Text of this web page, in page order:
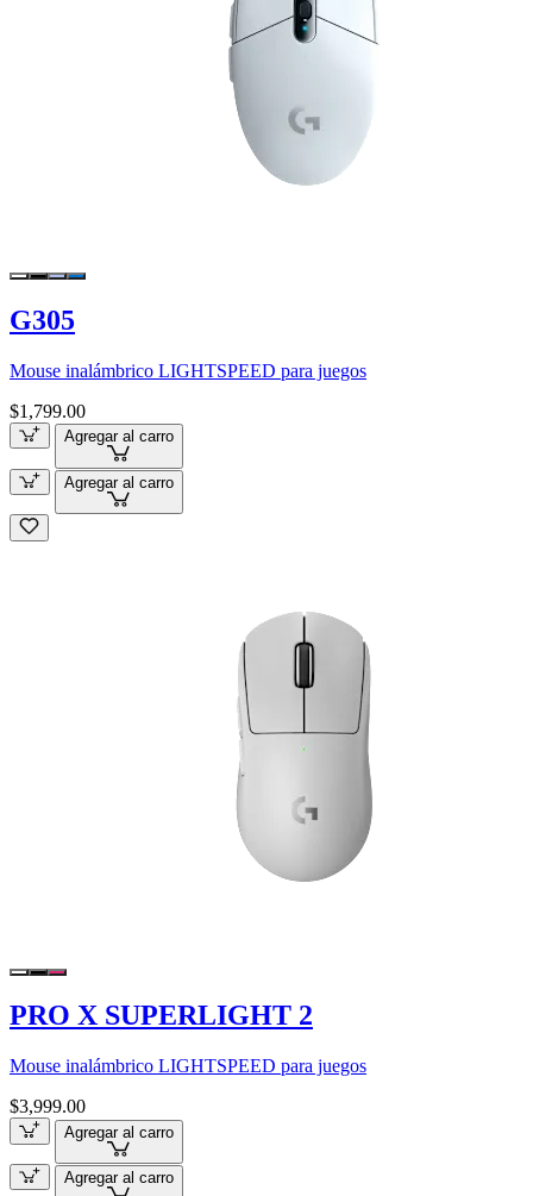
G305
Mouse inalámbrico LIGHTSPEED para juegos
$1,799.00
Agregar al carro
Agregar al carro
PRO X SUPERLIGHT 2
Mouse inalámbrico LIGHTSPEED para juegos
$3,999.00
Agregar al carro
Agregar al carro